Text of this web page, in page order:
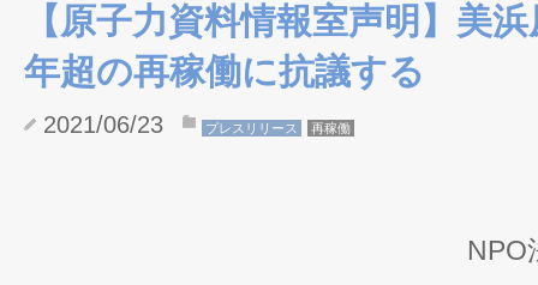
【原子力資料情報室声明】美
年超の再稼働に抗議する
2021/06/23 プレスリリース 再稼働
NPO